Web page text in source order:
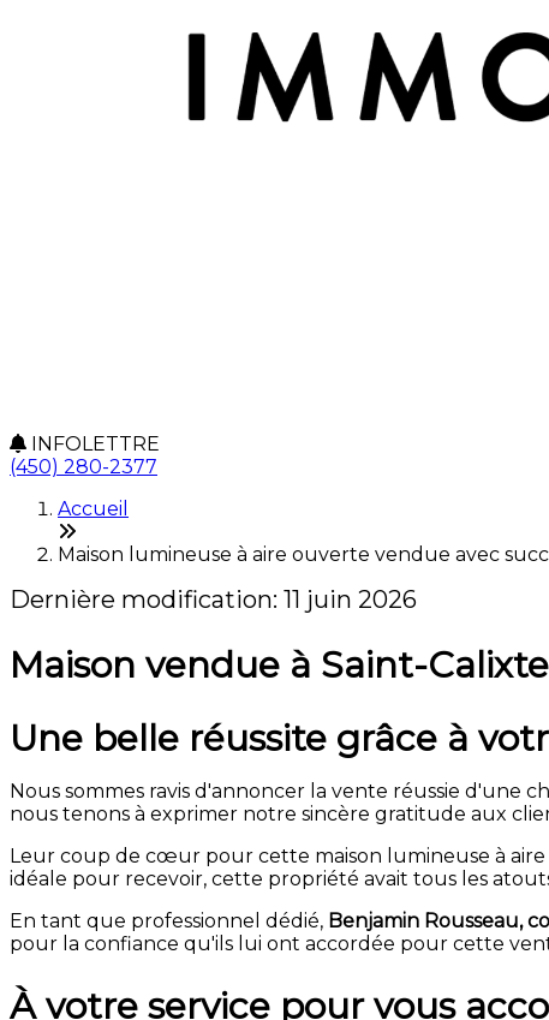
INFOLETTRE
(450) 280-2377
Accueil
Maison lumineuse à aire ouverte vendue avec
Dernière modification: 11 juin 2026
Maison vendue à Saint-
Une belle réussite grâce à
Nous sommes ravis d'annoncer la vente réussie d'une
nous tenons à exprimer notre sincère gratitude aux
Leur coup de cœur pour cette maison lumineuse à
idéale pour recevoir, cette propriété avait tous les
En tant que professionnel dédié, Benjamin Rousseau,
pour la confiance qu'ils lui ont accordée pour cette
À votre service pour vous